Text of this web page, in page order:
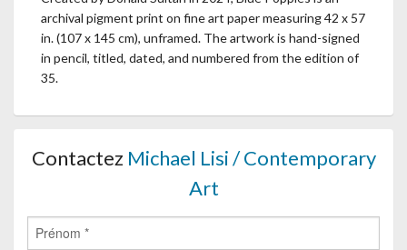
archival pigment print on fine art paper measuring 42 x 57
in. (107 x 145 cm), unframed. The artwork is hand-signed
in pencil, titled, dated, and numbered from the edition of
35.
Contactez Michael Lisi / Contemporary
Art